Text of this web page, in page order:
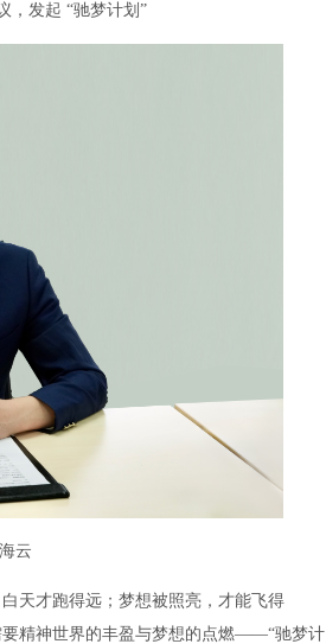
，发起 “驰梦计划”
云
天才跑得远；梦想被照亮，才能飞得
要精神世界的丰盈与梦想的点燃——“驰梦计